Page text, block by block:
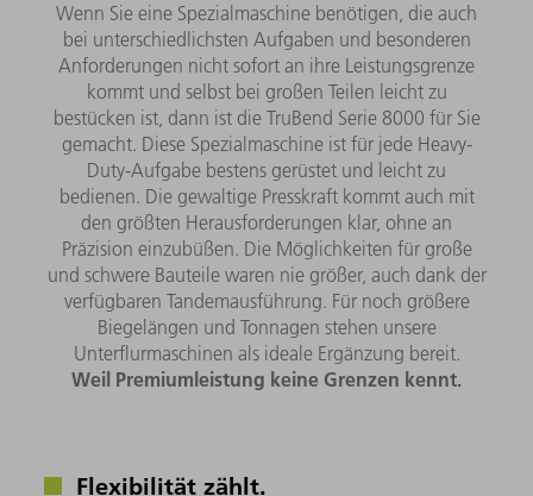
Wenn Sie eine Spezialmaschine benötigen, die auch
bei unterschiedlichsten Aufgaben und besonderen
Anforderungen nicht sofort an ihre Leistungsgrenze
kommt und selbst bei großen Teilen leicht zu
bestücken ist, dann ist die TruBend Serie 8000 für Sie
gemacht. Diese Spezialmaschine ist für jede Heavy-
Duty-Aufgabe bestens gerüstet und leicht zu
bedienen. Die gewaltige Presskraft kommt auch mit
den größten Herausforderungen klar, ohne an
Präzision einzubüßen. Die Möglichkeiten für große
und schwere Bauteile waren nie größer, auch dank der
verfügbaren Tandemausführung. Für noch größere
Biegelängen und Tonnagen stehen unsere
Unterflurmaschinen als ideale Ergänzung bereit.
Weil Premiumleistung keine Grenzen kennt.
Flexibilität zählt.